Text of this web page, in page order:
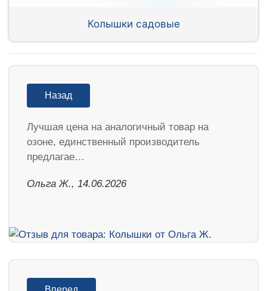
Колышки садовые
Назад
Лучшая цена на аналогичный товар на
озоне, единственный производитель
предлагае…
Ольга Ж., 14.06.2026